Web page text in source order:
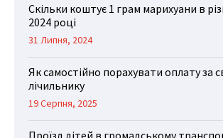
Скільки коштує 1 грам марихуани в
2024 році
31 Липня, 2024
Як самостійно порахувати оплату за
лічильнику
19 Серпня, 2025
Проїзд дітей в громадському